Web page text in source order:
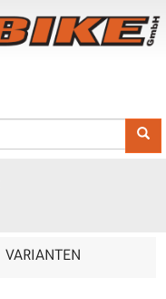
VARIANTEN